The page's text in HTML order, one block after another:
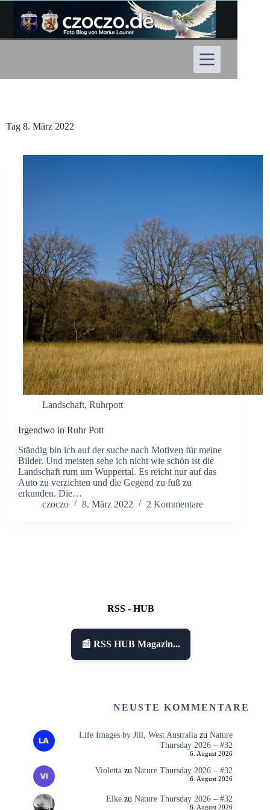
Inhalt
springen
Tag 8. März 2022
Landschaft, Ruhrpott
Irgendwo in Ruhr Pott
Ständig bin ich auf der suche nach Motiven für meine
Bilder. Und meisten sehe ich nicht wie schön ist die
Landschaft rum um Wuppertal. Es reicht nur auf das
Auto zu verzichten und die Gegend zu fuß zu
erkunden. Die…
czoczo
8. März 2022 2 Kommentare
RSS - HUB
📰 RSS HUB Magazin...
NEUSTE KOMMENTARE
Life Images by Jill, West Australiazu Nature
Thursday 2026 – #32
6. August 2026
Violettazu Nature Thursday 2026 – #32
6. August 2026
Elkezu Nature Thursday 2026 – #32
6. August 2026